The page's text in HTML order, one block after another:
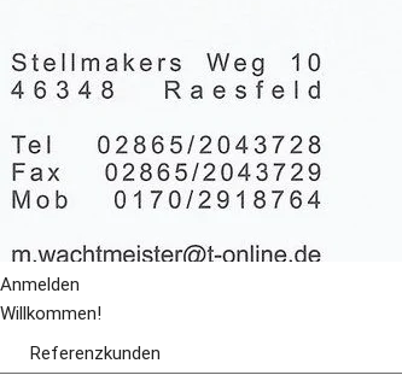
Anmelden
Willkommen!
Referenzkunden